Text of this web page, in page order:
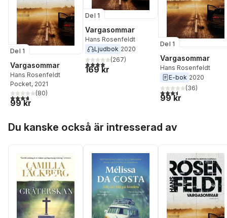
Del 1
Vargasommar
Hans Rosenfeldt
Pocket, 2021
3,7utav 5 stjärnor. Totalt antal röster:
(80)
99 kr
Del 1
Vargasommar
Hans Rosenfeldt
Ljudbok 2020
4,0utav 5 stjärnor. Totalt antal röster:
(267)
169 kr
Del 1
Vargasommar
Hans Rosenfeldt
E-bok 2020
3,5utav 5 stjärnor.
(36)
99 kr
Du kanske också är intresserad av